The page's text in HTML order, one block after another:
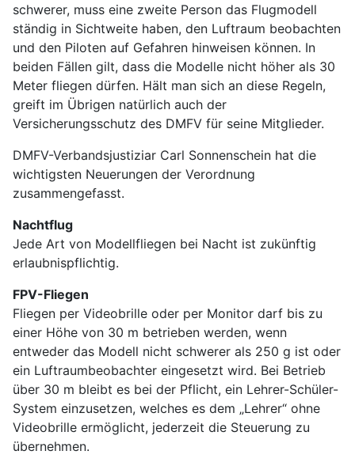
schwerer, muss eine zweite Person das Flugmodell
ständig in Sichtweite haben, den Luftraum beobachten
und den Piloten auf Gefahren hinweisen können. In
beiden Fällen gilt, dass die Modelle nicht höher als 30
Meter fliegen dürfen. Hält man sich an diese Regeln,
greift im Übrigen natürlich auch der
Versicherungsschutz des DMFV für seine Mitglieder.
DMFV-Verbandsjustiziar Carl Sonnenschein hat die
wichtigsten Neuerungen der Verordnung
zusammengefasst.
Nachtflug
Jede Art von Modellfliegen bei Nacht ist zukünftig
erlaubnispflichtig.
FPV-Fliegen
Fliegen per Videobrille oder per Monitor darf bis zu
einer Höhe von 30 m betrieben werden, wenn
entweder das Modell nicht schwerer als 250 g ist oder
ein Luftraumbeobachter eingesetzt wird. Bei Betrieb
über 30 m bleibt es bei der Pflicht, ein Lehrer-Schüler-
System einzusetzen, welches es dem „Lehrer“ ohne
Videobrille ermöglicht, jederzeit die Steuerung zu
übernehmen.